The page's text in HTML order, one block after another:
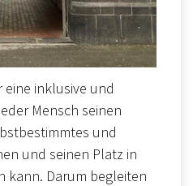
eine inklusive und
Mensch seinen
und
und seinen Platz in
kann. Darum begleiten